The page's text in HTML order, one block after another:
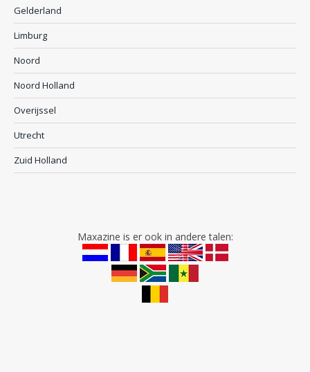
Gelderland
Limburg
Noord
Noord Holland
Overijssel
Utrecht
Zuid Holland
Maxazine is er ook in andere talen: